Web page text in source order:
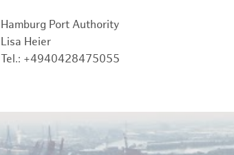
Hamburg Port Authority
Lisa Heier
Tel.: +4940428475055